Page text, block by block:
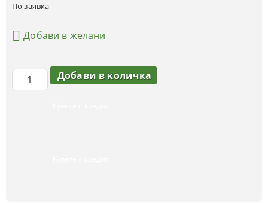
По заявка
Добави в желани